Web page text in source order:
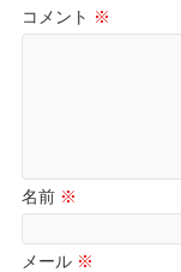
コメント ※
名前 ※
メール ※